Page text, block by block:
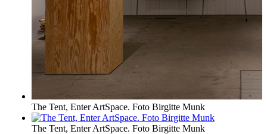
The Tent, Enter ArtSpace. Foto Birgitte Munk
The Tent, Enter ArtSpace. Foto Birgitte Munk